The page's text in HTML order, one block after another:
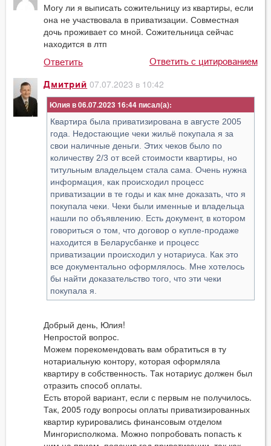
Могу ли я выписать сожительницу из квартиры, если
она не участвовала в приватизации. Совместная
дочь проживает со мной. Сожительница сейчас
находится в лтп
Ответить Ответить с цитированием
Дмитрий 07.07.2023 в 10:42
Юлия в 06.07.2023 16:44
Квартира была приватизирована в августе 2005
года. Недостающие чеки жильё покупала я за
свои наличные деньги. Этих чеков было по
количеству 2/3 от всей стоимости квартиры, но
титульным владельцем стала сама. Очень нужна
информация, как происходил процесс
приватизации в те годы и как мне доказать, что я
покупала чеки. Чеки были именные и владельца
нашли по объявлению. Есть документ, в котором
говориться о том, что договор о купле-продаже
находится в Беларусбанке и процесс
приватизации происходил у нотариуса. Как это
все документально оформлялось. Мне хотелось
бы найти доказательство того, что эти чеки
покупала я.
Добрый день, Юлия!
Непростой вопрос.
Можем порекомендовать вам обратиться в ту
нотариальную контору, которая оформляла
квартиру в собственность. Так нотариус должен был
отразить способ оплаты.
Есть второй вариант, если с первым не получилось.
Так, 2005 году вопросы оплаты приватизированных
квартир курировались финансовым отделом
Мингорисполкома. Можно попробовать попасть к